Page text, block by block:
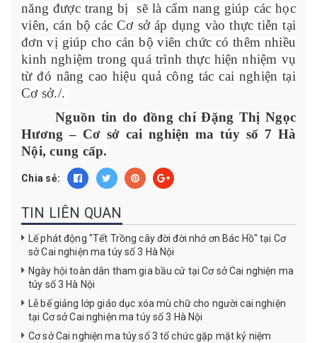
năng được trang bị sẽ là cẩm nang giúp các học
viên, cán bộ các Cơ sở áp dụng vào thực tiễn tại
đơn vị giúp cho cán bộ viên chức có thêm nhiều
kinh nghiệm trong quá trình thực hiện nhiệm vụ
từ đó nâng cao hiệu quả công tác cai nghiện tại
Cơ sở./.
Nguồn tin do đồng chí Đặng Thị Ngọc
Hương – Cơ sở cai nghiện ma túy số 7 Hà
Nội, cung cấp.
Chia sẻ:
TIN LIÊN QUAN
Lế phát động "Tết Trồng cây đời đời nhớ ơn Bác Hồ" tại Cơ
sở Cai nghiện ma túy số 3 Hà Nội
Ngày hội toàn dân tham gia bầu cử tại Cơ sở Cai nghiện ma
túy số 3 Hà Nội
Lễ bế giảng lớp giáo dục xóa mù chữ cho người cai nghiện
tại Cơ sở Cai nghiện ma túy số 3 Hà Nội
Cơ sở Cai nghiện ma túy số 3 tổ chức gặp mặt kỷ niệm